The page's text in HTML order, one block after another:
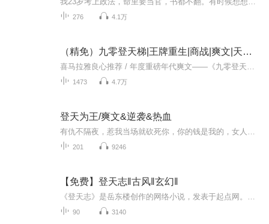
276 4.1万
（精免）九零登天梯|王牌重生|商战|爽文|天才逆袭
1473 4.7万
登天为王/爽文&逆袭&热血
201 9246
【免费】登天志‖古风‖玄幻‖
90 3140